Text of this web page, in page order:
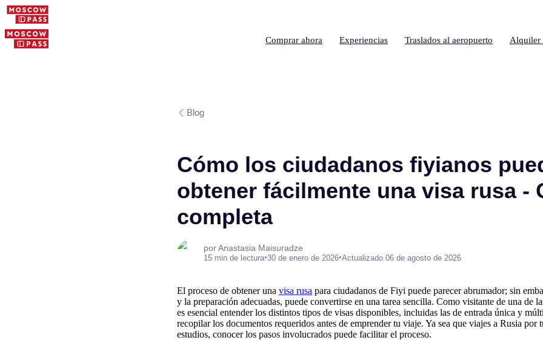
Comprar ahora Experiencias Traslados al aeropuerto Alquiler
Blog
Cómo los ciudadanos fiyianos
obtener fácilmente una visa rusa -
completa
por Anastasia Maisuradze
15 min de lectura•30 de enero de 2026•Actualizado 06 de agosto de 2026
El proceso de obtener una visa rusa para ciudadanos de Fiyi puede parecer abrumador; sin
y la preparación adecuadas, puede convertirse en una tarea sencilla. Como visitante de una de
es esencial entender los distintos tipos de visas disponibles, incluidas las de entrada única y
recopilar los documentos requeridos antes de emprender tu viaje. Ya sea que viajes a Rusia por
estudios, conocer los pasos involucrados puede facilitar el proceso.